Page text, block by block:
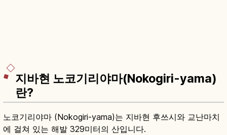
지바현 노코기리야마(Nokogiri-yama)
란?
노코기리야마 (Nokogiri-yama)는 지바현 후쓰시와 교난마치
에 걸쳐 있는 해발 329미터의 산입니다.